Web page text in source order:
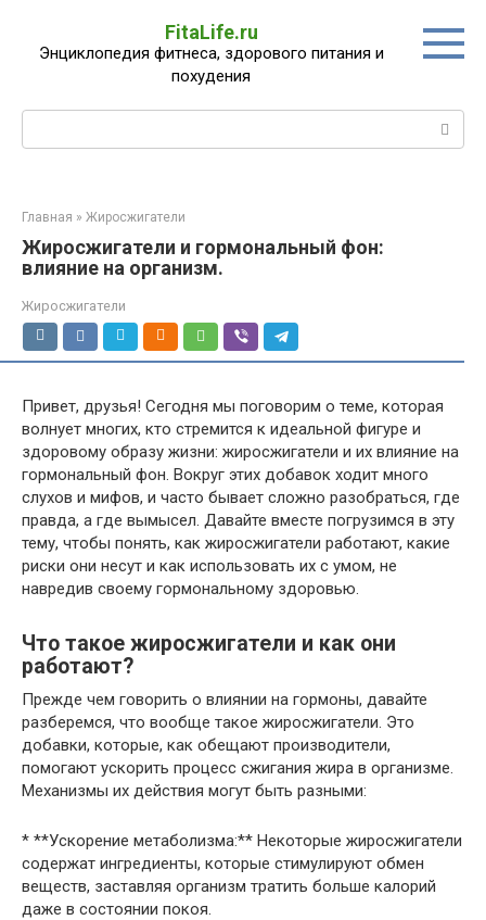
контенту
FitaLife.ru
Энциклопедия фитнеса, здорового питания и
похудения
Главная » Жиросжигатели
Жиросжигатели и гормональный фон:
влияние на организм.
Жиросжигатели
Привет, друзья! Сегодня мы поговорим о теме, которая
волнует многих, кто стремится к идеальной фигуре и
здоровому образу жизни: жиросжигатели и их влияние на
гормональный фон. Вокруг этих добавок ходит много
слухов и мифов, и часто бывает сложно разобраться, где
правда, а где вымысел. Давайте вместе погрузимся в эту
тему, чтобы понять, как жиросжигатели работают, какие
риски они несут и как использовать их с умом, не
навредив своему гормональному здоровью.
Что такое жиросжигатели и как они
работают?
Прежде чем говорить о влиянии на гормоны, давайте
разберемся, что вообще такое жиросжигатели. Это
добавки, которые, как обещают производители,
помогают ускорить процесс сжигания жира в организме.
Механизмы их действия могут быть разными:
* **Ускорение метаболизма:** Некоторые жиросжигатели
содержат ингредиенты, которые стимулируют обмен
веществ, заставляя организм тратить больше калорий
даже в состоянии покоя.